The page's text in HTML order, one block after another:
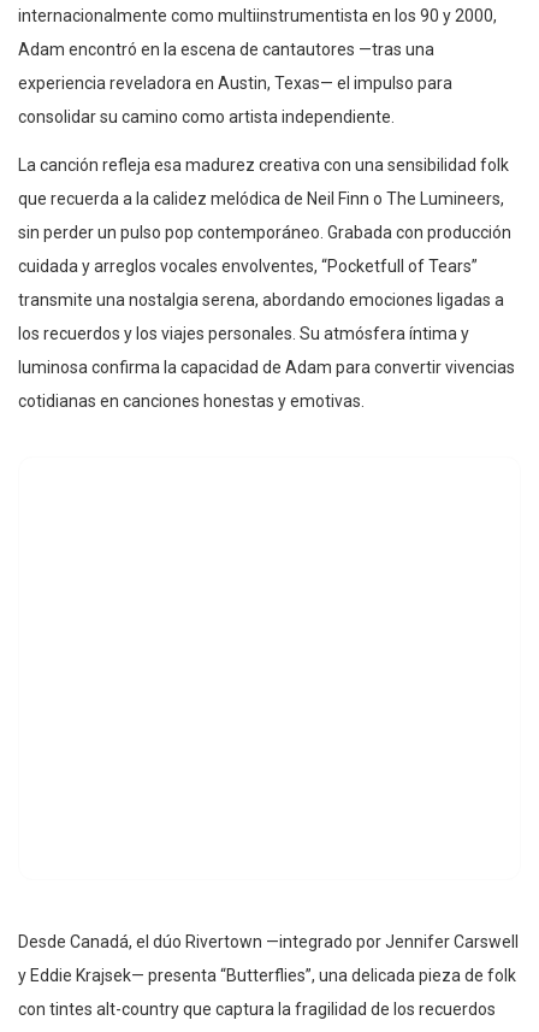
internacionalmente como multiinstrumentista en los 90 y 2000,
Adam encontró en la escena de cantautores —tras una
experiencia reveladora en Austin, Texas— el impulso para
consolidar su camino como artista independiente.
La canción refleja esa madurez creativa con una sensibilidad folk
que recuerda a la calidez melódica de Neil Finn o The Lumineers,
sin perder un pulso pop contemporáneo. Grabada con producción
cuidada y arreglos vocales envolventes, “Pocketfull of Tears”
transmite una nostalgia serena, abordando emociones ligadas a
los recuerdos y los viajes personales. Su atmósfera íntima y
luminosa confirma la capacidad de Adam para convertir vivencias
cotidianas en canciones honestas y emotivas.
Desde Canadá, el dúo Rivertown —integrado por Jennifer Carswell
y Eddie Krajsek— presenta “Butterflies”, una delicada pieza de folk
con tintes alt-country que captura la fragilidad de los recuerdos